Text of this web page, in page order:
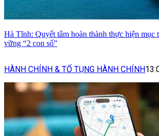
Hà Tĩnh: Quyết tâm hoàn thành thực hiện mục
vững “2 con số”
HÀNH CHÍNH & TỐ TỤNG HÀNH CHÍNH